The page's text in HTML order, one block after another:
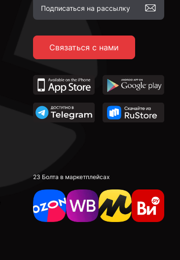
Связаться с нами
23 Болта в маркетплейсах